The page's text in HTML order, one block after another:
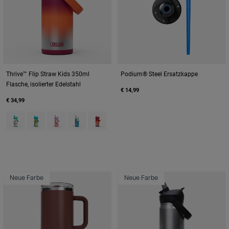
Thrive™ Flip Straw Kids 350ml
Flasche, isolierter Edelstahl
€ 34,99
Product swatch type of Biking Dogs.
Product swatch type of Dino Jam.
Product swatch type of Magic Unicorns.
Product swatch type of Ocean Life.
Product swatch type of Purple Haze.
Podium® Steel Ersatzkappe
€ 14,99
Neue Farbe Neue Farbe